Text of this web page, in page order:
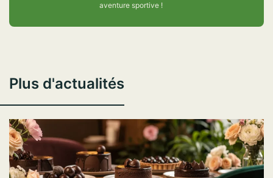
aventure sportive !
Plus d'actualités